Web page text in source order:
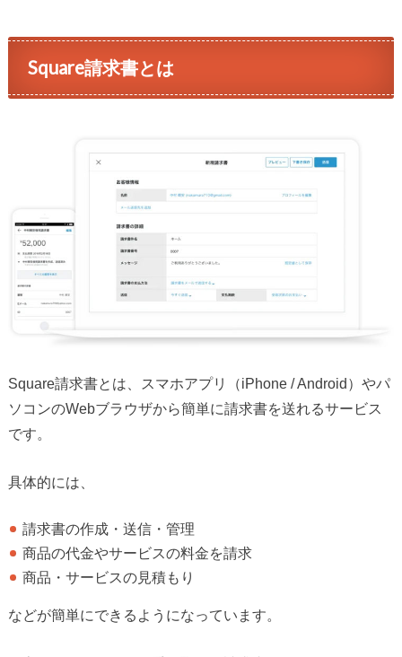
Square請求書とは
Square請求書とは、スマホアプリ（iPhone / Android）やパ
ソコンのWebブラウザから簡単に請求書を送れるサービス
です。
具体的には、
請求書の作成・送信・管理
商品の代金やサービスの料金を請求
商品・サービスの見積もり
などが簡単にできるようになっています。